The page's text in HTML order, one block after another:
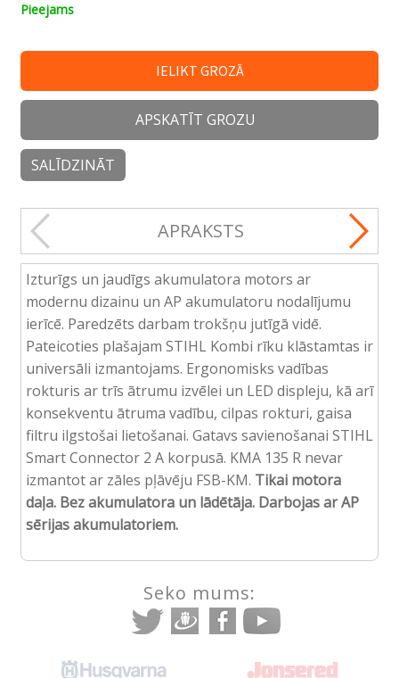
Pieejams
IELIKT GROZĀ
APSKATĪT GROZU
SALĪDZINĀT
APRAKSTS
Izturīgs un jaudīgs akumulatora motors ar
modernu dizainu un AP akumulatoru nodalījumu
ierīcē. Paredzēts darbam trokšņu jutīgā vidē.
Pateicoties plašajam STIHL Kombi rīku klāstamtas ir
universāli izmantojams. Ergonomisks vadības
rokturis ar trīs ātrumu izvēlei un LED displeju, kā arī
konsekventu ātruma vadību, cilpas rokturi, gaisa
filtru ilgstošai lietošanai. Gatavs savienošanai STIHL
Smart Connector 2 A korpusā. KMA 135 R nevar
izmantot ar zāles pļāvēju FSB-KM. Tikai motora
daļa. Bez akumulatora un lādētāja. Darbojas ar AP
sērijas akumulatoriem.
Seko mums: